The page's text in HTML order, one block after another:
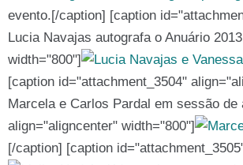
evento.[/caption] [caption
Lucia Navajas autografa o Anuário
width="800"]
[caption id="attachment_3504"
Marcela e Carlos Pardal em sessão
align="aligncenter" width="800"]
[/caption] [caption